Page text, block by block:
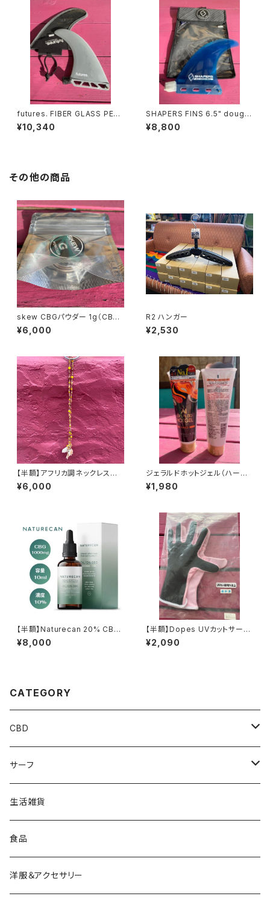
futures. FIBER GLASS PERF
ORMANCE 7.0"（フューチャー
ズ ファイバーグラスシングルフ
¥10,340
SHAPERS FINS 6.5" doug b
ell single シェイパーズフィン
シングル
¥8,800
その他の商品
skew CBGパウダー 1g（CBG9
50mg）
¥6,000
R2 ハンガー
¥2,530
【半額】アフリカ調ネックレス貝
殻チョーカー
¥6,000
ジェラルドホットジェル（ハード）
120g
¥1,980
【半額】Naturecan 20% CBG
オイル
¥8,000
【半額】Dopes UVカットサーフ
グローブ XS パールピンク
¥2,090
CATEGORY
CBD
Edibles
Drinks
Bath&Body
Vapes
サーフ
Surfboards
Wetsuits
Fins
生活雑貨
食品
洋服＆アクセサリー